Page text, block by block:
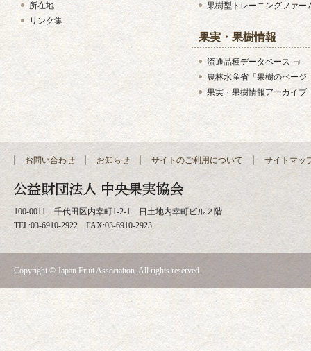
所在地
リンク集
果樹型トレーニングファー
果実・果樹情報
流通品種データベース
農林水産省「果樹のページ
果実・果樹情報アーカイブ
お問い合わせ お知らせ サイトのご利用について サイトマッ
100-0011 千代田区内幸町1-2-1 日土地内幸町ビル２階
TEL:03-6910-2922 FAX:03-6910-2923
Copyright © Japan Fruit Association. All rights reserved.